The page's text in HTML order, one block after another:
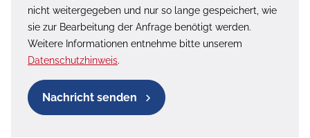
nicht weitergegeben und nur so lange gespeichert, wie
sie zur Bearbeitung der Anfrage benötigt werden.
Weitere Informationen entnehme bitte unserem
Datenschutzhinweis.
Nachricht senden